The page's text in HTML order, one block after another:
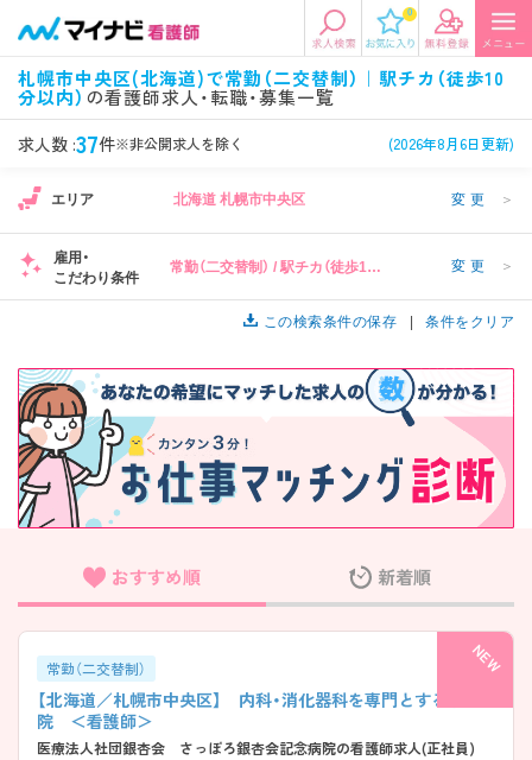
0
札幌市中央区(北海道)で常勤（二交替制）｜駅チカ（徒歩10
分以内） の看護師求人・転職・募集一覧
求人数 :37件※非公開求人を除く (2026年8月6日更新)
エリアから探す
エリアから探す 駅・路線から探す
関東 北陸・信越
東海 関西
九州・沖縄
希望の求人条件を選択
条件項目の選択に戻る
資格 勤務形態
施設形態
病院、クリニック・診療所など
担当業務
病棟、外来など
美容外科、
循環器内科など
未経験歓迎、
土日祝休みなど
年収
年収500万円以上など 正社員、契約社員など
フリーワード検索
エリア 北海道 札幌市中央区 変更 ＞
雇用・
こだわり条件
常勤（二交替制） / 駅チカ（徒歩10
変更 ＞
この検索条件の保存 条件をクリア
おすすめ順 新着順
常勤（二交替制）
【北海道／札幌市中央区】 内科・消化器科を専門とする病
院 ＜看護師＞
医療法人社団銀杏会 さっぽろ銀杏会記念病院の看護師求人(正社員)